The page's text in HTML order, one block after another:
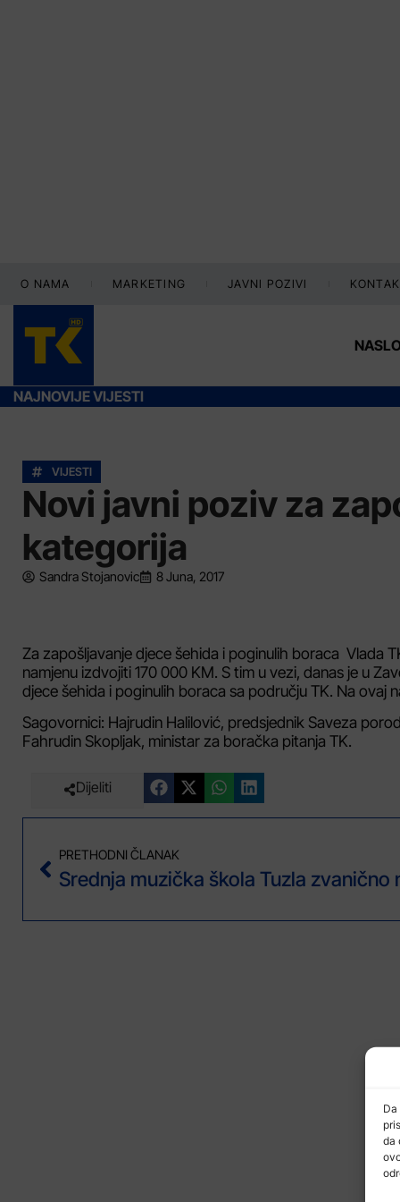
da
O NAMA MARKETING JAVNI POZIVI
NAJNOVIJE VIJESTI
VIJESTI
Novi javni poziv za
kategorija
Sandra Stojanovic 8 Juna, 2017
Za zapošljavanje djece šehida i poginulih boraca Vlada
namjenu izdvojiti 170 000 KM. S tim u vezi, danas je u
djece šehida i poginulih boraca sa području TK. Na
Sagovornici: Hajrudin Halilović, predsjednik Saveza
Fahrudin Skopljak, ministar za boračka pitanja TK.
Dijeliti
PRETHODNI ČLANAK